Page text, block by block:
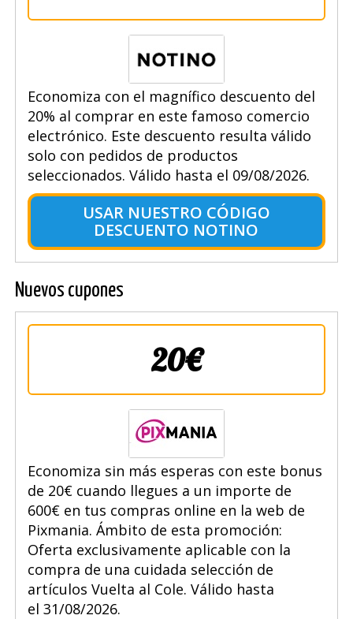
Economiza con el magnífico descuento del
20% al comprar en este famoso comercio
electrónico. Este descuento resulta válido
solo con pedidos de productos
seleccionados. Válido hasta el 09/08/2026.
USAR NUESTRO CÓDIGO
DESCUENTO NOTINO
Nuevos cupones
20€
Economiza sin más esperas con este bonus
de 20€ cuando llegues a un importe de
600€ en tus compras online en la web de
Pixmania. Ámbito de esta promoción:
Oferta exclusivamente aplicable con la
compra de una cuidada selección de
artículos Vuelta al Cole. Válido hasta
el 31/08/2026.